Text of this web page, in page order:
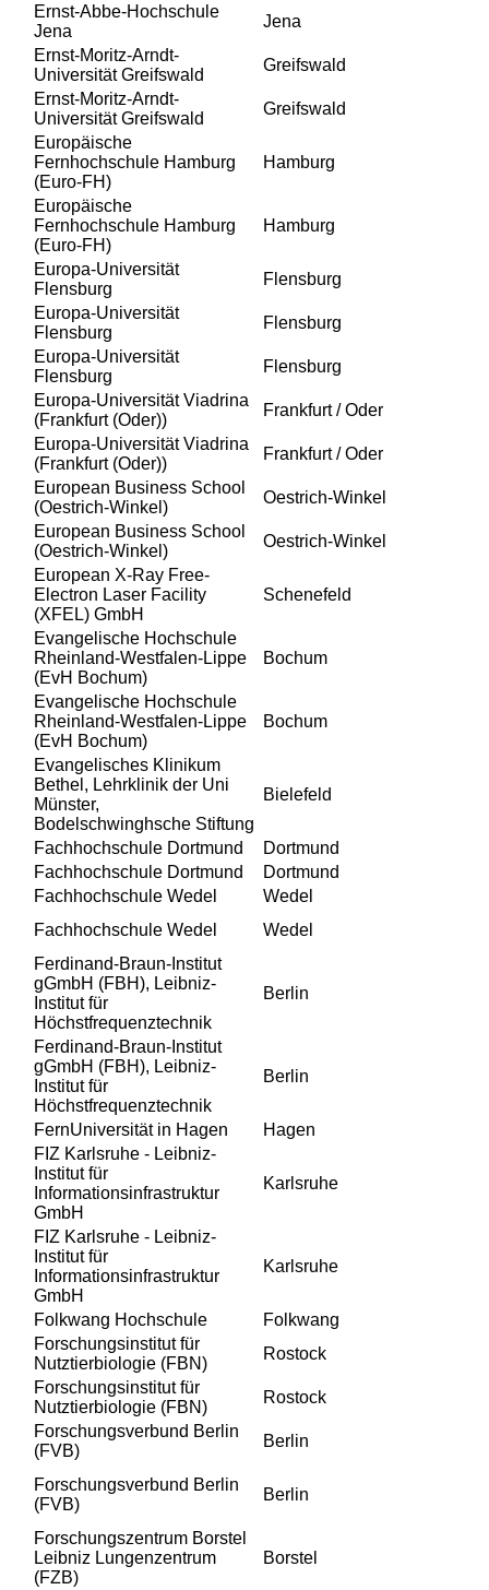
Ernst-Abbe-Hochschule
Jena
Jena
Ernst-Moritz-Arndt-
Universität Greifswald
Greifswald
Ernst-Moritz-Arndt-
Universität Greifswald
Greifswald
Europäische
Fernhochschule Hamburg
(Euro-FH)
Hamburg
Europäische
Fernhochschule Hamburg
(Euro-FH)
Hamburg
Europa-Universität
Flensburg
Flensburg
Europa-Universität
Flensburg
Flensburg
Europa-Universität
Flensburg
Flensburg
Europa-Universität Viadrina
(Frankfurt (Oder))
Frankfurt / Oder
Europa-Universität Viadrina
(Frankfurt (Oder))
Frankfurt / Oder
European Business School
(Oestrich-Winkel)
Oestrich-Winkel
European Business School
(Oestrich-Winkel)
Oestrich-Winkel
European X-Ray Free-
Electron Laser Facility
(XFEL) GmbH
Schenefeld
Evangelische Hochschule
Rheinland-Westfalen-Lippe
(EvH Bochum)
Bochum
Evangelische Hochschule
Rheinland-Westfalen-Lippe
(EvH Bochum)
Bochum
Evangelisches Klinikum
Bethel, Lehrklinik der Uni
Münster,
Bodelschwinghsche Stiftung
Bielefeld
Fachhochschule Dortmund
Dortmund
Fachhochschule Dortmund
Dortmund
Fachhochschule Wedel
Wedel
Fachhochschule Wedel
Wedel
Ferdinand-Braun-Institut
gGmbH (FBH), Leibniz-
Institut für
Höchstfrequenztechnik
Berlin
Ferdinand-Braun-Institut
gGmbH (FBH), Leibniz-
Institut für
Höchstfrequenztechnik
Berlin
FernUniversität in Hagen
Hagen
FIZ Karlsruhe - Leibniz-
Institut für
Informationsinfrastruktur
GmbH
Karlsruhe
FIZ Karlsruhe - Leibniz-
Institut für
Informationsinfrastruktur
GmbH
Karlsruhe
Folkwang Hochschule
Folkwang
Forschungsinstitut für
Nutztierbiologie (FBN)
Rostock
Forschungsinstitut für
Nutztierbiologie (FBN)
Rostock
Forschungsverbund Berlin
(FVB)
Berlin
Forschungsverbund Berlin
(FVB)
Berlin
Forschungszentrum Borstel
Leibniz Lungenzentrum
(FZB)
Borstel